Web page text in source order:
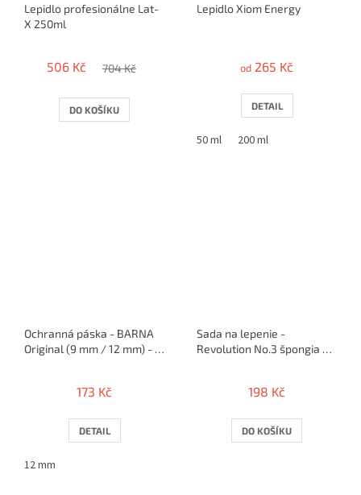
Lepidlo profesionálne Lat-
X 250ml
506 Kč 704 Kč
DO KOŠÍKU
Lepidlo Xiom Energy
od 265 Kč
DETAIL
50 ml 200 ml
Ochranná páska - BARNA
Original (9 mm / 12 mm) - 5
173 Kč
DETAIL
12 mm
Sada na lepenie -
Revolution No.3 špongia 50
198 Kč
DO KOŠÍKU